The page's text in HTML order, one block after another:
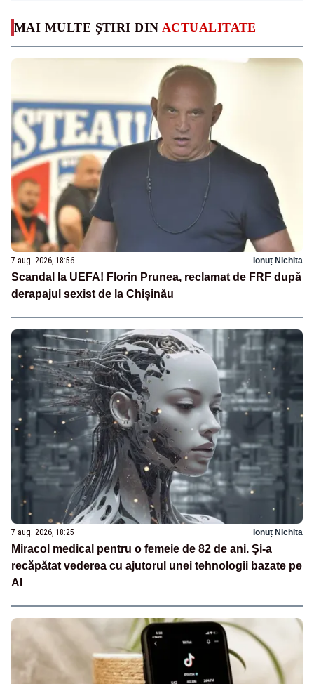
MAI MULTE ȘTIRI DIN ACTUALITATE
7 aug. 2026, 18:56 Ionuț Nichita
Scandal la UEFA! Florin Prunea, reclamat de FRF după
derapajul sexist de la Chișinău
7 aug. 2026, 18:25 Ionuț Nichita
Miracol medical pentru o femeie de 82 de ani. Și-a
recăpătat vederea cu ajutorul unei tehnologii bazate pe
AI